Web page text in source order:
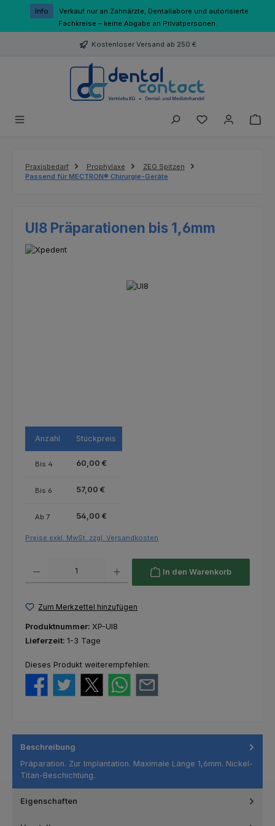
Zum Hauptinhalt springen
Info
Verkauf nur an Zahnärzte, Dentallabore und autorisierte
Fachkreise – keine Abgabe an Privatpersonen.
Kostenloser Versand ab 250 €
Du hast 0
Praxisbedarf Prophylaxe
ZEG Spitzen
Passend für MECTRON® Chirurgie-Geräte
UI8 Präparationen bis 1,6mm
Anzahl Stückpreis
Bis 4 60,00 €
Bis 6 57,00 €
Ab 7 54,00 €
Preise exkl. MwSt. zzgl. Versandkosten
In den Warenkorb
Zum Merkzettel hinzufügen
Produktnummer: XP-UI8
Lieferzeit: 1-3 Tage
Dieses Produkt weiterempfehlen:
Beschreibung
Präparation. Zur Implantation. Maximale Länge 1,6mm. Nickel-
Titan-Beschichtung.
Eigenschaften